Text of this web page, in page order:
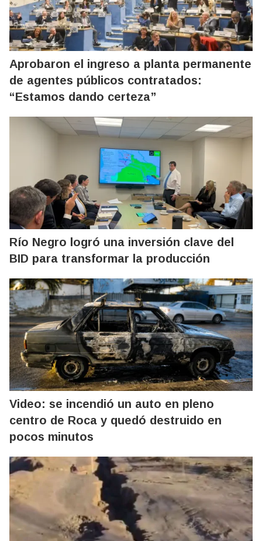
Aprobaron el ingreso a planta permanente
de agentes públicos contratados:
“Estamos dando certeza”
Río Negro logró una inversión clave del
BID para transformar la producción
Video: se incendió un auto en pleno
centro de Roca y quedó destruido en
pocos minutos